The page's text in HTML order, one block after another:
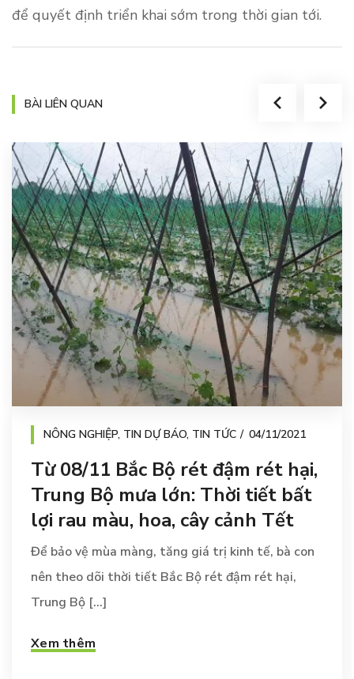
để quyết định triển khai sớm trong thời gian tới.
BÀI LIÊN QUAN
NÔNG NGHIỆP, TIN DỰ BÁO, TIN TỨC 04/11/2021
Từ 08/11 Bắc Bộ rét đậm rét hại,
Trung Bộ mưa lớn: Thời tiết bất
lợi rau màu, hoa, cây cảnh Tết
Để bảo vệ mùa màng, tăng giá trị kinh tế, bà con
nên theo dõi thời tiết Bắc Bộ rét đậm rét hại,
Trung Bộ [...]
Xem thêm